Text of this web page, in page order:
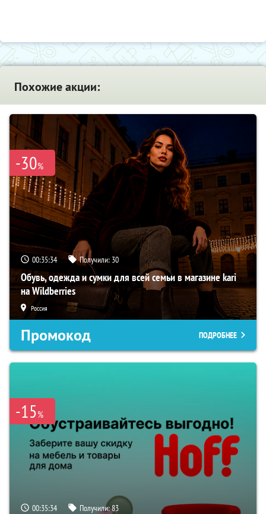
Похожие акции:
-30%
00:35:32 Получили: 30
Обувь, одежда и сумки для всей семьи в магазине kari
на Wildberries
Россия
Промокод ПОДРОБНЕЕ
-15%
00:35:32 Получили:83